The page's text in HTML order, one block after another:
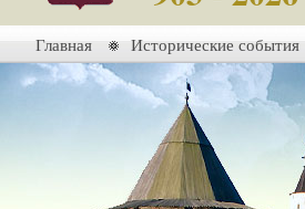
Главная Исторические события